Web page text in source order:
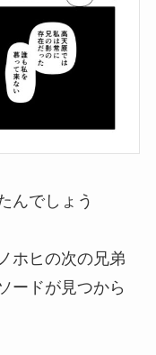
んでしょう
ホヒの次の兄弟
ードが見つから